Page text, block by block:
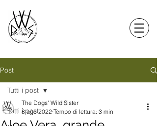
Post
Tutti i post
Tutti i post
The Dogs' Wild Sister
8 ago 2022 Tempo di lettura: 3 min